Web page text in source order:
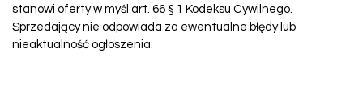
stanowi oferty w myśl art. 66 § 1 Kodeksu Cywilnego.
Sprzedający nie odpowiada za ewentualne błędy lub
nieaktualność ogłoszenia.